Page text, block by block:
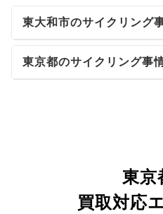
東大和市のサイクリング
東京都のサイクリング事
東京
買取対応